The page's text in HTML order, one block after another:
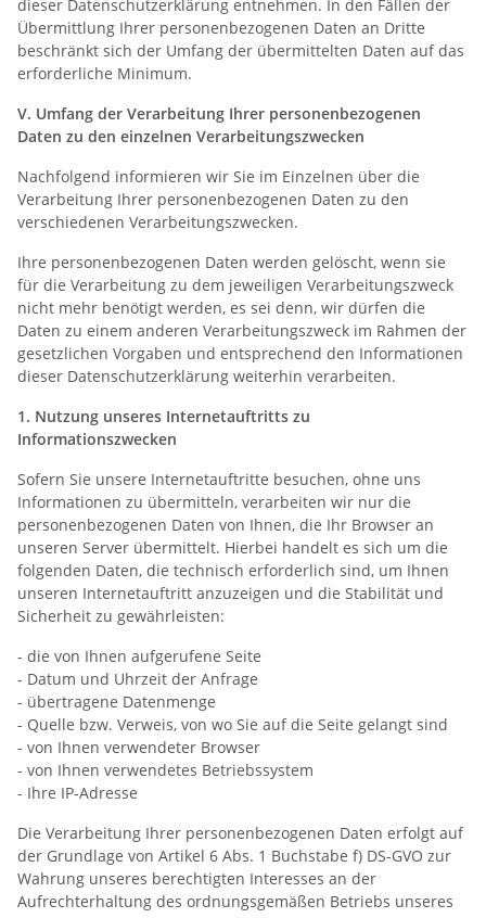
dieser Datenschutzerklärung entnehmen. In den Fällen der
Übermittlung Ihrer personenbezogenen Daten an Dritte
beschränkt sich der Umfang der übermittelten Daten auf das
erforderliche Minimum.
V. Umfang der Verarbeitung Ihrer personenbezogenen
Daten zu den einzelnen Verarbeitungszwecken
Nachfolgend informieren wir Sie im Einzelnen über die
Verarbeitung Ihrer personenbezogenen Daten zu den
verschiedenen Verarbeitungszwecken.
Ihre personenbezogenen Daten werden gelöscht, wenn sie
für die Verarbeitung zu dem jeweiligen Verarbeitungszweck
nicht mehr benötigt werden, es sei denn, wir dürfen die
Daten zu einem anderen Verarbeitungszweck im Rahmen der
gesetzlichen Vorgaben und entsprechend den Informationen
dieser Datenschutzerklärung weiterhin verarbeiten.
1. Nutzung unseres Internetauftritts zu
Informationszwecken
Sofern Sie unsere Internetauftritte besuchen, ohne uns
Informationen zu übermitteln, verarbeiten wir nur die
personenbezogenen Daten von Ihnen, die Ihr Browser an
unseren Server übermittelt. Hierbei handelt es sich um die
folgenden Daten, die technisch erforderlich sind, um Ihnen
unseren Internetauftritt anzuzeigen und die Stabilität und
Sicherheit zu gewährleisten:
- die von Ihnen aufgerufene Seite
- Datum und Uhrzeit der Anfrage
- übertragene Datenmenge
- Quelle bzw. Verweis, von wo Sie auf die Seite gelangt sind
- von Ihnen verwendeter Browser
- von Ihnen verwendetes Betriebssystem
- Ihre IP-Adresse
Die Verarbeitung Ihrer personenbezogenen Daten erfolgt auf
der Grundlage von Artikel 6 Abs. 1 Buchstabe f) DS-GVO zur
Wahrung unseres berechtigten Interesses an der
Aufrechterhaltung des ordnungsgemäßen Betriebs unseres